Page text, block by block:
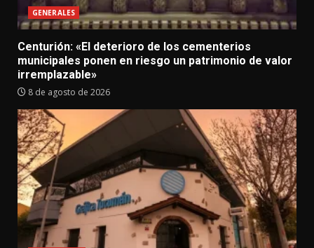
GENERALES
Centurión: «El deterioro de los cementerios
municipales ponen en riesgo un patrimonio de valor
irremplazable»
8 de agosto de 2026